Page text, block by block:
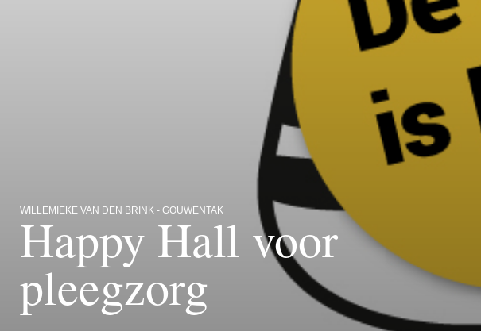
WILLEMIEKE VAN DEN BRINK - GOUWENTAK
Happy Hall voor
pleegzorg